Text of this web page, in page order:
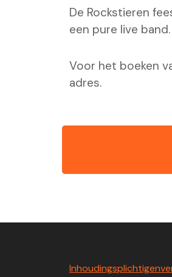
De Rockstieren
een pure live band.
Voor het boeken
adres.